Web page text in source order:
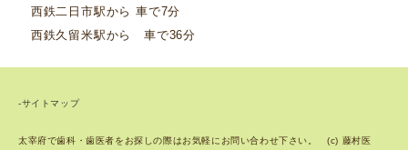
西鉄二日市駅から 車で7分
西鉄久留米駅から 車で36分
-サイトマップ
太宰府で歯科・歯医者をお探しの際はお気軽にお問い合わせ下さい。 (c) 藤村医